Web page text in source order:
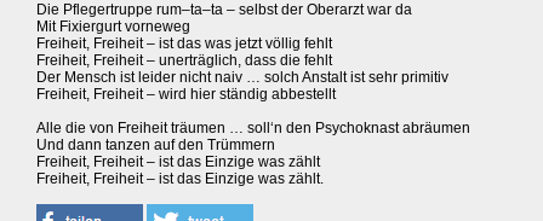
Die Pflegertruppe rum–ta–ta – selbst der Oberarzt war da
Mit Fixiergurt vorneweg
Freiheit, Freiheit – ist das was jetzt völlig fehlt
Freiheit, Freiheit – unerträglich, dass die fehlt
Der Mensch ist leider nicht naiv … solch Anstalt ist sehr primitiv
Freiheit, Freiheit – wird hier ständig abbestellt
Alle die von Freiheit träumen … soll‘n den Psychoknast abräumen
Und dann tanzen auf den Trümmern
Freiheit, Freiheit – ist das Einzige was zählt
Freiheit, Freiheit – ist das Einzige was zählt.